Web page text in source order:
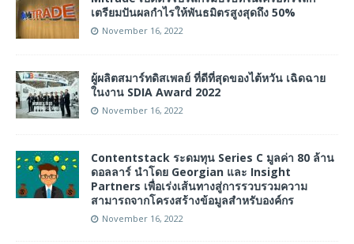
เตรียมปันผลกำไรให้พันธมิตรสูงสุดถึง 50%
November 16, 2022
ผู้ผลิตสมาร์ทดิสเพลย์ ที่ดีที่สุดของไต้หวัน เฉิดฉาย
ในงาน SDIA Award 2022
November 16, 2022
Contentstack ระดมทุน Series C มูลค่า 80 ล้าน
ดอลลาร์ นำโดย Georgian และ Insight
Partners เพื่อเร่งเส้นทางสู่การรวบรวมความ
สามารถจากโครงสร้างข้อมูลสำหรับองค์กร
November 16, 2022